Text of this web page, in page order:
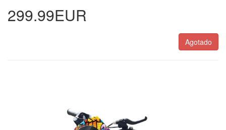
299.99EUR
Agotado